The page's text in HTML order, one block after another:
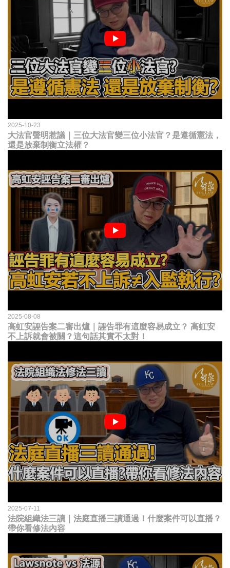
2025-10-23
大法官聲明惹議｜三位大法官變三位小法官？是遵循憲法，
還是放棄制衡立法權？
2025-08-08
高虹安誣告案二審出爐｜誣告罪有這麼容易成立？ 高虹安
不上訴就會被關？這句話其實不太對！
2025-07-11
法院組織法三讀｜法庭直播三讀通過！什麼案件可以直播？
帶你看修法內容